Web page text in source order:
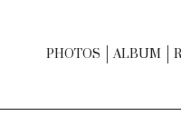
PHOTOS ALBUM